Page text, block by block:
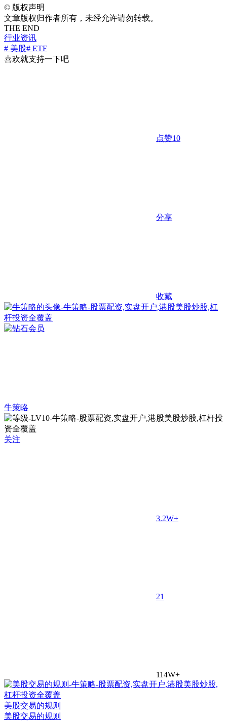
© 版权声明
文章版权归作者所有，未经允许请勿转载。
THE END
行业资讯
# 美股# ETF
喜欢就支持一下吧
点赞10
分享
收藏
牛策略
关注
3.2W+
21
114W+
美股交易的规则
美股交易的规则